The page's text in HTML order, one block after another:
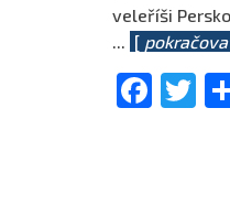
veleříši
... [